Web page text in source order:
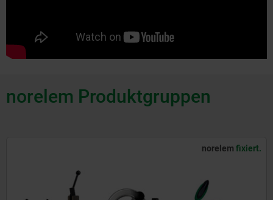
norelem Produktgruppen
norelem fixiert.